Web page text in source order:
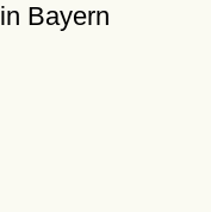
in Bayern